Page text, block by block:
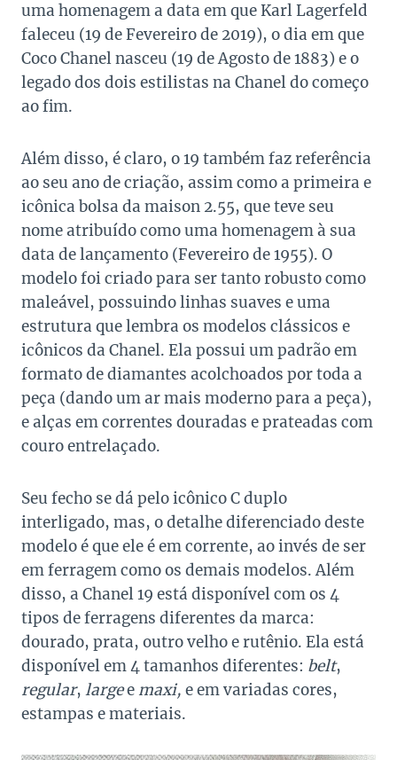
uma homenagem a data em que Karl Lagerfeld
faleceu (19 de Fevereiro de 2019), o dia em que
Coco Chanel nasceu (19 de Agosto de 1883) e o
legado dos dois estilistas na Chanel do começo
ao fim.
Além disso, é claro, o 19 também faz referência
ao seu ano de criação, assim como a primeira e
icônica bolsa da maison 2.55, que teve seu
nome atribuído como uma homenagem à sua
data de lançamento (Fevereiro de 1955). O
modelo foi criado para ser tanto robusto como
maleável, possuindo linhas suaves e uma
estrutura que lembra os modelos clássicos e
icônicos da Chanel. Ela possui um padrão em
formato de diamantes acolchoados por toda a
peça (dando um ar mais moderno para a peça),
e alças em correntes douradas e prateadas com
couro entrelaçado.
Seu fecho se dá pelo icônico C duplo
interligado, mas, o detalhe diferenciado deste
modelo é que ele é em corrente, ao invés de ser
em ferragem como os demais modelos. Além
disso, a Chanel 19 está disponível com os 4
tipos de ferragens diferentes da marca:
dourado, prata, outro velho e rutênio. Ela está
disponível em 4 tamanhos diferentes: belt,
regular, largeemaxi, e em variadas cores,
estampas e materiais.